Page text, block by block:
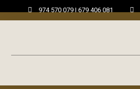
974 570 079 | 679 406 081